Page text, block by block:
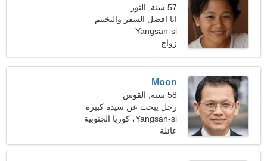
57 سنة, الثور
انا افضل السفر والتخييم
Yangsan-si
زواج
Moon
58 سنة, القوس
رجل يبحث عن سيدة كبيرة
Yangsan-si، كوريا الجنوبية
عائلة